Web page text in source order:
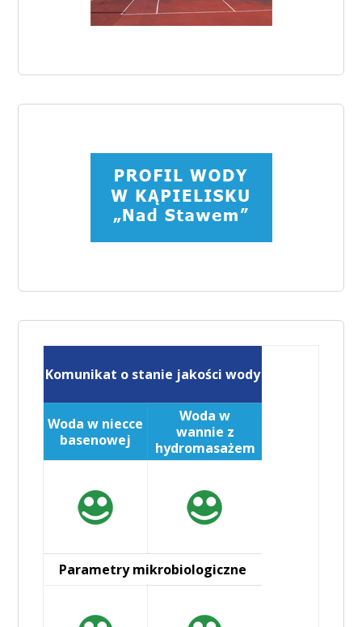
Komunikat o stanie jakości wody
Woda w niecce
basenowej
Woda w
wannie z
hydromasażem
Parametry mikrobiologiczne